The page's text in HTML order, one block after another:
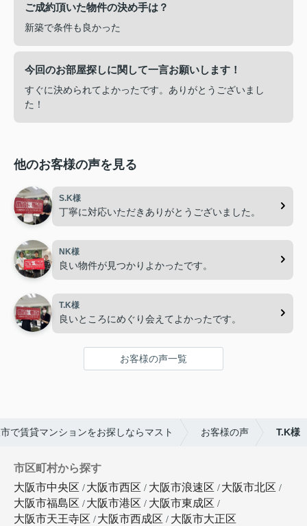
ご成約頂いた物件の決め手は？
新築で条件も良かった
今回のお部屋探しに関して一言お願いします！
すぐに決められてよかったです。ありがとうございまし
た！
他のお客様の声を見る
S.K様
丁寧に対応いただきありがとうございました。
NK様
良い物件が見つかりよかったです。
T.K様
良いところにめぐり会えてよかったです。
お客様の声一覧
で賃貸マンションをお探しならマスト お客様の声 T.K様
市区町村から探す
大阪市中央区
大阪市西区 大阪市浪速区
大阪市北区
大阪市福島区
大阪市港区
大阪市東成区
大阪市天王寺区
大阪市西成区 大阪市大正区